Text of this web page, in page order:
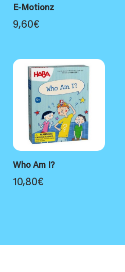
E-Motionz
9,60€
Who Am I?
10,80€